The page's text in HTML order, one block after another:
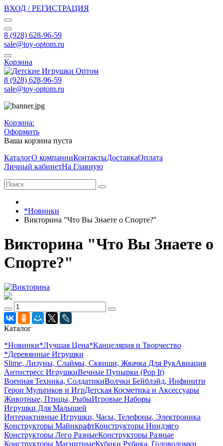
ВХОД / РЕГИСТРАЦИЯ
8 (928) 628-96-59
sale@toy-optom.ru
Корзина
8 (928) 628-96-59
sale@toy-optom.ru
Корзина:
Оформить
Ваша корзина пуста
КаталогО компанииКонтактыДоставкаОплата
Личный кабинетНа Главную
*Новинки
Викторина "Что Вы Знаете о Спорте?"
Викторина "Что Вы Знаете о
Спорте?"
Каталог
*Новинки*Лучшая Цена*Канцелярия и Творчество
*Деревянные Игрушки
Slime, Лизуны, Слаймы, Сквиши, Жвачка Для РукАвиация
Антистресс ИгрушкиВечные Пупырки (Pop It)
Военная Техника, СолдатикиВолчки Бейблэйд, Инфинити
Герои Мультиков и ИгрДетcкая Косметика и Аксессуары
Животные, Птицы, РыбыИгровые Наборы
Игрушки Для Малышей
Интерактивные Игрушки, Часы, Телефоны, Электроника
Конструкторы МайнкрафтКонструкторы Ниндзяго
Конструкторы Лего РазныеКонструкторы Разные
Конструкторы МагнитныеКубики Рубика, Головоломки